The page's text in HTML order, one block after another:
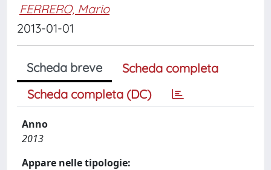
FERRERO, Mario
2013-01-01
Scheda breve
Scheda completa
Scheda completa (DC)
Anno
2013
Appare nelle tipologie: